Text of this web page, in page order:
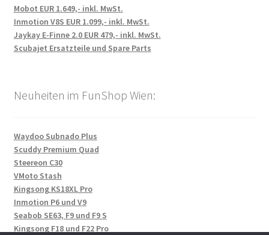
Mobot EUR 1.649,- inkl. MwSt.
Inmotion V8S EUR 1.099,- inkl. MwSt.
Jaykay E-Finne 2.0 EUR 479,- inkl. MwSt.
Scubajet Ersatzteile und Spare Parts
Neuheiten im FunShop Wien:
Waydoo Subnado Plus
Scuddy Premium Quad
Steereon C30
VMoto Stash
Kingsong KS18XL Pro
Inmotion P6 und V9
Seabob SE63, F9 und F9 S
Kingsong F18 und F22 Pro